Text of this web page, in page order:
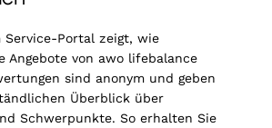
Service-Portal zeigt, wie
Angebote von awo lifebalance
sind anonym und geben
Überblick über
Schwerpunkte. So erhalten Sie